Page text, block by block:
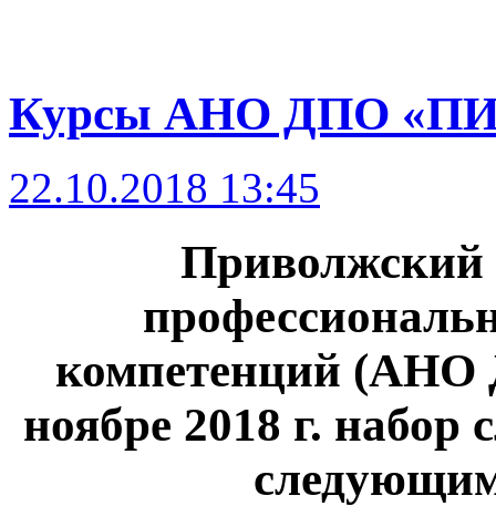
Курсы АНО ДПО
22.10.2018 13:45
Приволжский
компетенций
ноябре 2018 г. набор